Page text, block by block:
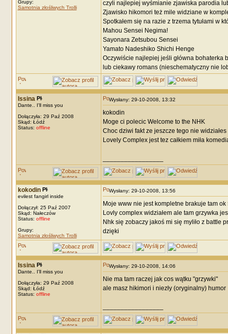
Grupy:
Samotnia złośliwych Trolli
czyli najlepiej wyśmianie zjawiska parodia
Zjawisko hikomori też mile widziane w
Spotkałem się na razie z trzema tytułami w
Mahou Sensei Negima!
Sayonara Zetsubou Sensei
Yamato Nadeshiko Shichi Henge
Oczywiście najlepiej jeśli główna bohaterka
lub ciekawy romans (nieschematyczny nie
Issina
Dante.. I'll miss you
Dołączyła: 29 Paź 2008
Skąd: Łódź
Status: offline
Wysłany: 29-10-2008, 13:32
kokodin
Moge ci polecic Welcome to the NHK
Choc dziwi fakt ze jeszcze tego nie widziałes
Lovely Complex jest tez całkiem miła
kokodin
evilest fangirl inside
Dołączył: 25 Paź 2007
Skąd: Nałeczów
Status: offline
Grupy:
Samotnia złośliwych Trolli
Wysłany: 29-10-2008, 13:56
Moje www nie jest kompletne brakuje tam ok
Lovly complex widziałem ale tam grzywka
Nhk się zobaczy jakoś mi się myliło z battle
dzięki
Issina
Dante.. I'll miss you
Dołączyła: 29 Paź 2008
Skąd: Łódź
Status: offline
Wysłany: 29-10-2008, 14:06
Nie ma tam raczej jak cos wątku "grzywki"
ale masz hikimori i niezły (oryginalny) humor